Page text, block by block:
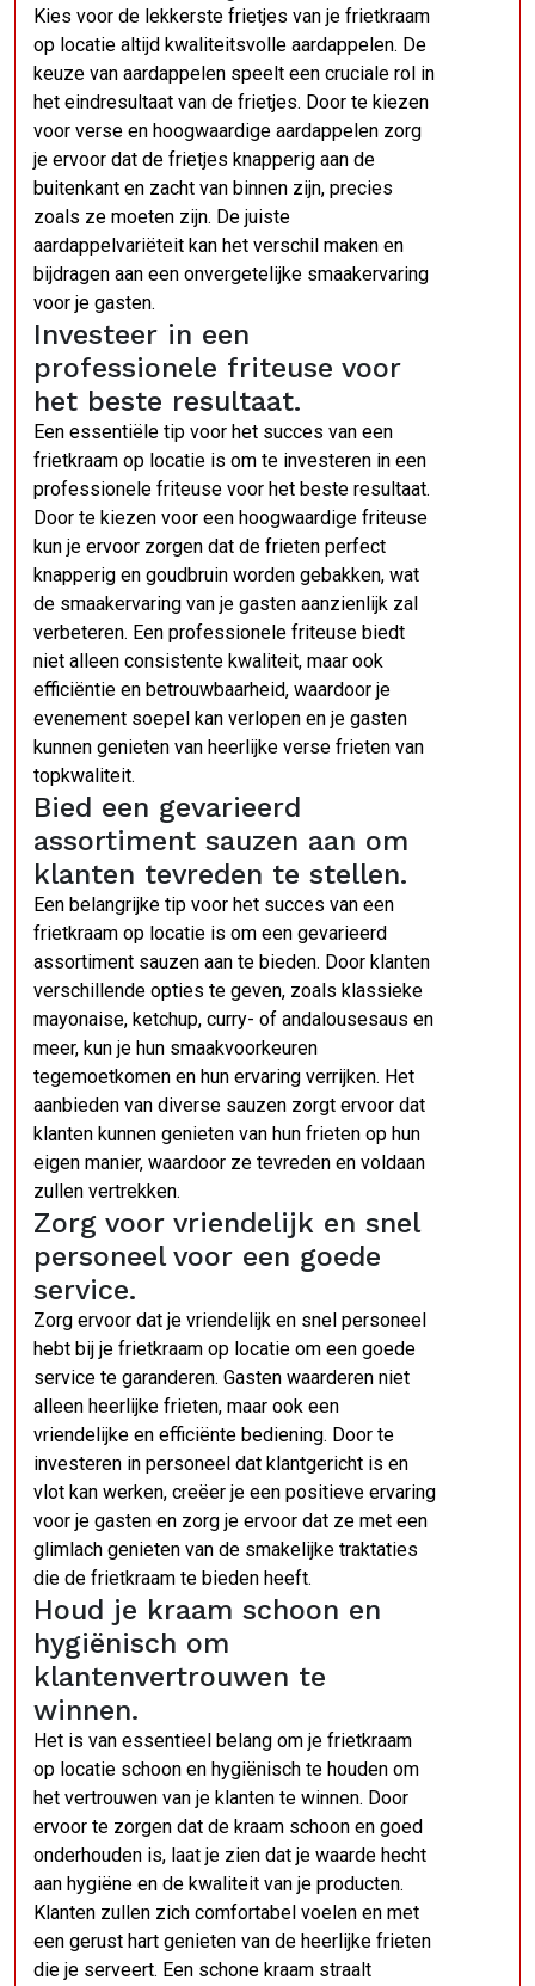
Kies voor de lekkerste frietjes van je frietkraam
op locatie altijd kwaliteitsvolle aardappelen. De
keuze van aardappelen speelt een cruciale rol in
het eindresultaat van de frietjes. Door te kiezen
voor verse en hoogwaardige aardappelen zorg
je ervoor dat de frietjes knapperig aan de
buitenkant en zacht van binnen zijn, precies
zoals ze moeten zijn. De juiste
aardappelvariëteit kan het verschil maken en
bijdragen aan een onvergetelijke smaakervaring
voor je gasten.
Investeer in een
professionele friteuse voor
het beste resultaat.
Een essentiële tip voor het succes van een
frietkraam op locatie is om te investeren in een
professionele friteuse voor het beste resultaat.
Door te kiezen voor een hoogwaardige friteuse
kun je ervoor zorgen dat de frieten perfect
knapperig en goudbruin worden gebakken, wat
de smaakervaring van je gasten aanzienlijk zal
verbeteren. Een professionele friteuse biedt
niet alleen consistente kwaliteit, maar ook
efficiëntie en betrouwbaarheid, waardoor je
evenement soepel kan verlopen en je gasten
kunnen genieten van heerlijke verse frieten van
topkwaliteit.
Bied een gevarieerd
assortiment sauzen aan om
klanten tevreden te stellen.
Een belangrijke tip voor het succes van een
frietkraam op locatie is om een gevarieerd
assortiment sauzen aan te bieden. Door klanten
verschillende opties te geven, zoals klassieke
mayonaise, ketchup, curry- of andalousesaus en
meer, kun je hun smaakvoorkeuren
tegemoetkomen en hun ervaring verrijken. Het
aanbieden van diverse sauzen zorgt ervoor dat
klanten kunnen genieten van hun frieten op hun
eigen manier, waardoor ze tevreden en voldaan
zullen vertrekken.
Zorg voor vriendelijk en snel
personeel voor een goede
service.
Zorg ervoor dat je vriendelijk en snel personeel
hebt bij je frietkraam op locatie om een goede
service te garanderen. Gasten waarderen niet
alleen heerlijke frieten, maar ook een
vriendelijke en efficiënte bediening. Door te
investeren in personeel dat klantgericht is en
vlot kan werken, creëer je een positieve ervaring
voor je gasten en zorg je ervoor dat ze met een
glimlach genieten van de smakelijke traktaties
die de frietkraam te bieden heeft.
Houd je kraam schoon en
hygiënisch om
klantenvertrouwen te
winnen.
Het is van essentieel belang om je frietkraam
op locatie schoon en hygiënisch te houden om
het vertrouwen van je klanten te winnen. Door
ervoor te zorgen dat de kraam schoon en goed
onderhouden is, laat je zien dat je waarde hecht
aan hygiëne en de kwaliteit van je producten.
Klanten zullen zich comfortabel voelen en met
een gerust hart genieten van de heerlijke frieten
die je serveert. Een schone kraam straalt